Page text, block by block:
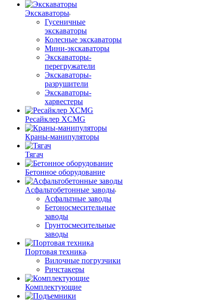
Экскаваторы
Гусеничные
экскаваторы
Колесные экскаваторы
Мини-экскаваторы
Экскаваторы-
перегружатели
Экскаваторы-
разрушители
Экскаваторы-
харвестеры
Ресайклер XCMG
Краны-манипуляторы
Тягач
Бетонное оборудование
Асфальтобетонные заводы
Асфальтные заводы
Бетоносмесительные
заводы
Грунтосмесительные
заводы
Портовая техника
Вилочные погрузчики
Ричстакеры
Комплектующие